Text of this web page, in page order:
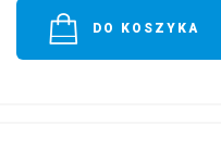
DO KOSZYKA